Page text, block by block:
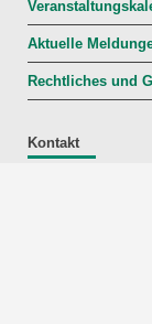
Aktuelle
Rechtliches und
Kontakt